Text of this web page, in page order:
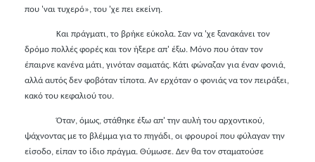
που 'ναι τυχερό», του 'χε πει εκείνη.
Και πράγματι, το βρήκε εύκολα. Σαν να 'χε ξανακάνει τον
δρόμο πολλές φορές και τον ήξερε απ' έξω. Μόνο που όταν τον
έπαιρνε κανένα μάτι, γινόταν σαματάς. Κάτι φώναζαν για έναν φονιά,
αλλά αυτός δεν φοβόταν τίποτα. Αν ερχόταν ο φονιάς να τον πειράξει,
κακό του κεφαλιού του.
Όταν, όμως, στάθηκε έξω απ' την αυλή του αρχοντικού,
ψάχνοντας με το βλέμμα για το πηγάδι, οι φρουροί που φύλαγαν την
είσοδο, είπαν το ίδιο πράγμα. Θύμωσε. Δεν θα τον σταματούσε